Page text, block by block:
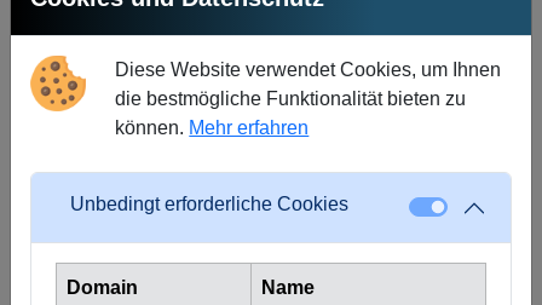
können, muss uns der Kreditnehmer weitere Daten
mitteilen. Crowd4Cash erhebt hierbei bei den
Kreditnehmern insbesondere folgende Daten:
Angaben über die finanziellen Verhältnisse wie
Einkommen und finanzielle Verpflichtungen
Daten zu Kredithöhe, Laufzeit des Kreditvertrages,
Diese Website verwendet Cookies, um Ihnen
die bestmögliche Funktionalität bieten zu
können. Mehr erfahren
Unbedingt erforderliche Cookies
Domain Name